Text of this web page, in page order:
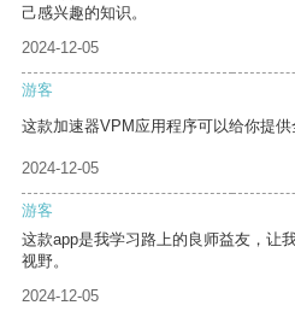
己感兴趣的知识。
2024-12-05
游客
这款加速器VPM应用程序可以给你提供
2024-12-05
游客
这款app是我学习路上的良师益友，让
视野。
2024-12-05